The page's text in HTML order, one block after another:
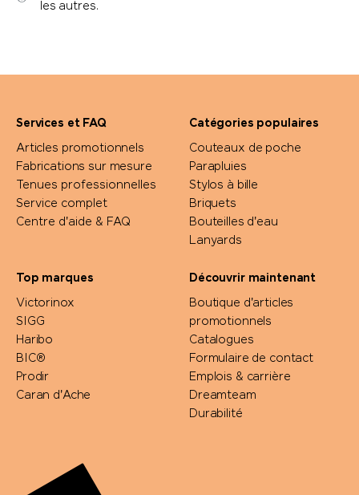
les autres.
Services et FAQ
Articles promotionnels
Fabrications sur mesure
Tenues professionnelles
Service complet
Centre d'aide & FAQ
Catégories populaires
Couteaux de poche
Parapluies
Stylos à bille
Briquets
Bouteilles d'eau
Lanyards
Top marques
Victorinox
SIGG
Haribo
BIC®
Prodir
Caran d'Ache
Découvrir maintenant
Boutique d'articles
promotionnels
Catalogues
Formulaire de contact
Emplois & carrière
Dreamteam
Durabilité